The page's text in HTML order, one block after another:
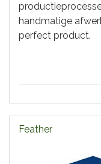
handmatige
perfect product.
Feather